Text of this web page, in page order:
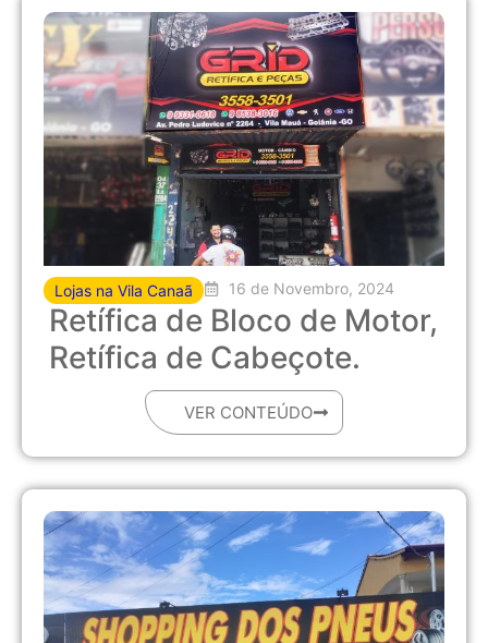
Lojas na Vila Canaã 16 de Novembro, 2024
Retífica de Bloco de Motor,
Retífica de Cabeçote.
VER CONTEÚDO